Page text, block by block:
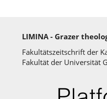
LIMINA - Grazer
Fakultätszeitschrift der
Fakultät der Universität